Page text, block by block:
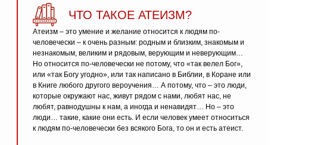
ЧТО ТАКОЕ АТЕИЗМ?
Атеизм – это умение и желание относится к людям по-
человечески – к очень разным: родным и близким, знакомым и
незнакомым, великим и рядовым, верующим и неверующим…
Но относится по-человечески не потому, что «так велел Бог»,
или «так Богу угодно», или так написано в Библии, в Коране или
в Книге любого другого вероучения… А потому, что – это люди,
которые окружают нас, живут рядом с нами, любят нас, не
любят, равнодушны к нам, а иногда и ненавидят… Но – это
люди… такие, какие они есть. И если человек умеет относиться
к людям по-человечески без всякого Бога, то он и есть атеист.